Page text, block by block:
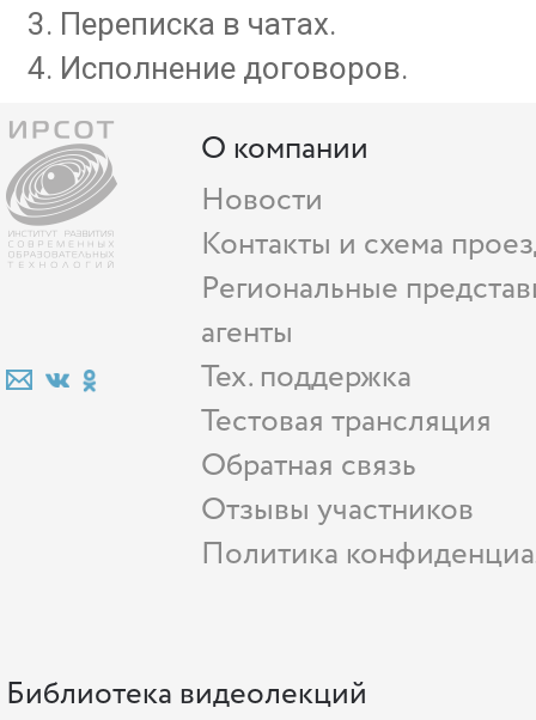
Переписка в чатах.
Исполнение договоров.
О компании
Новости
Контакты и схема
Региональные
агенты
Тех. поддержка
Тестовая трансляция
Обратная связь
Отзывы участников
Политика
Библиотека видеолекций